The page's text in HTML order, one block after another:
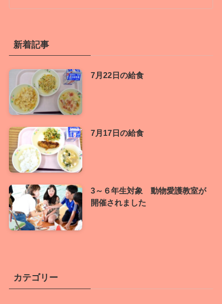
新着記事
7月22日の給食
7月17日の給食
3～６年生対象 動物愛護教室が
開催されました
カテゴリー